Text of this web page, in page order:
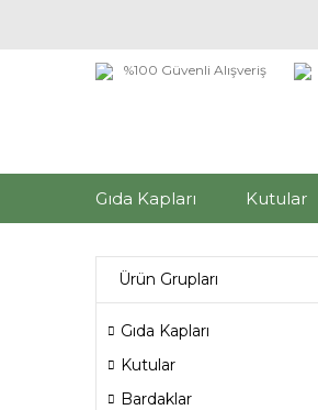
%100 Güvenli Alışveriş
Gıda Kapları Kutular
Ürün Grupları
Gıda Kapları
Kutular
Bardaklar